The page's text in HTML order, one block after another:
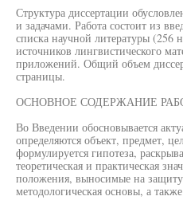
Структура диссертации
и задачами. Работа состоит из
списка научной литературы (256
источников лингвистического
приложений. Общий объем
страницы.
ОСНОВНОЕ СОДЕРЖАНИЕ
Во Введении обосновывается
определяются объект, предмет,
формулируется гипотеза,
теоретическая и практическая
положения, выносимые на
методологическая основы, а